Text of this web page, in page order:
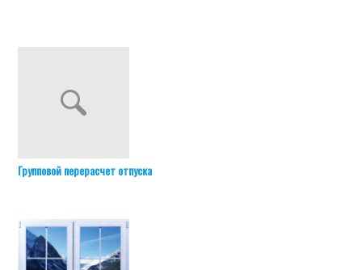
Групповой перерасчет отпуска